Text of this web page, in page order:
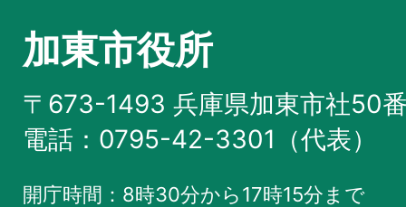
加東市役所
〒673-1493 兵庫県加東市社50
電話：0795-42-3301（代表）
開庁時間：8時30分から17時15分まで